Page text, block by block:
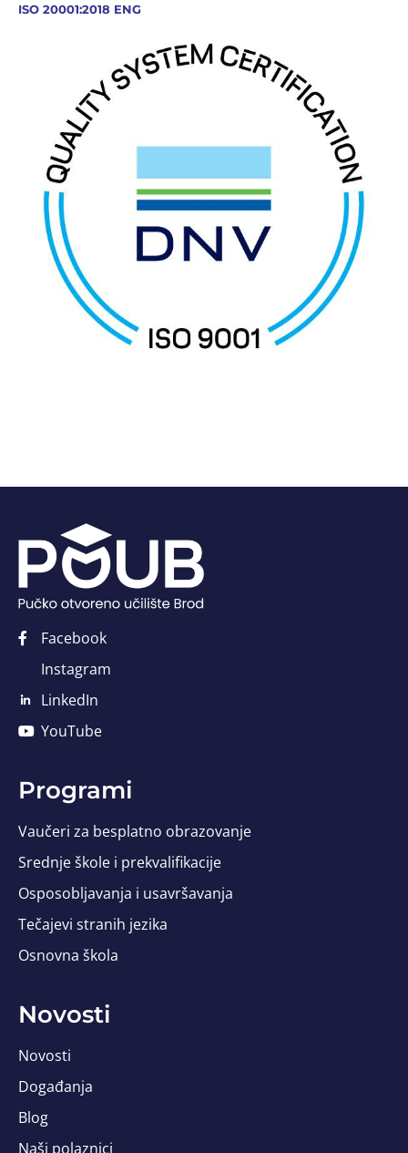
ISO 20001:2018 ENG
Facebook
Instagram
LinkedIn
YouTube
Programi
Vaučeri za besplatno obrazovanje
Srednje škole i prekvalifikacije
Osposobljavanja i usavršavanja
Tečajevi stranih jezika
Osnovna škola
Novosti
Novosti
Događanja
Blog
Naši polaznici